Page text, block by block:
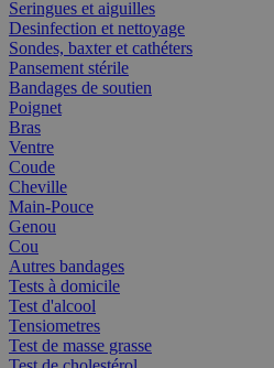
Seringues et aiguilles
Desinfection et nettoyage
Sondes, baxter et cathéters
Pansement stérile
Bandages de soutien
Poignet
Bras
Ventre
Coude
Cheville
Main-Pouce
Genou
Cou
Autres bandages
Tests à domicile
Test d'alcool
Tensiometres
Test de masse grasse